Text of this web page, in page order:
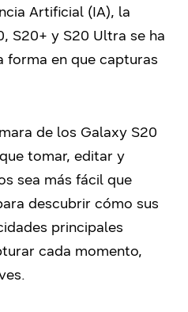
Artificial (IA), la
S20+ y S20 Ultra se ha
forma en que capturas
de los Galaxy S20
tomar, editar y
sea más fácil que
descubrir cómo sus
principales
cada momento,